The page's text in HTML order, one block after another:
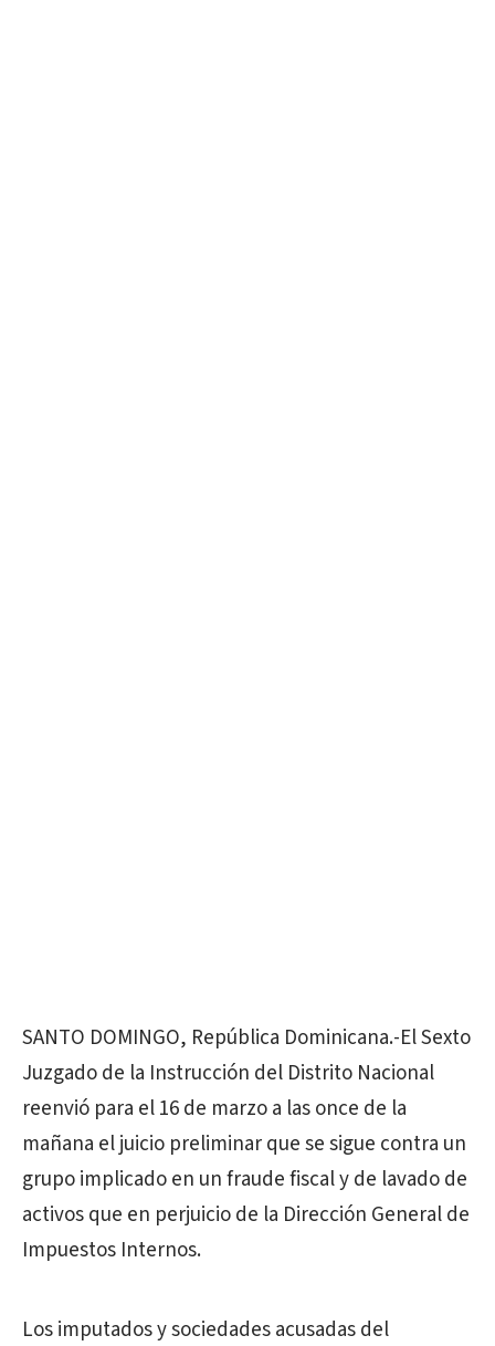
SANTO DOMINGO, República Dominicana.-El Sexto
Juzgado de la Instrucción del Distrito Nacional
reenvió para el 16 de marzo a las once de la
mañana el juicio preliminar que se sigue contra un
grupo implicado en un fraude fiscal y de lavado de
activos que en perjuicio de la Dirección General de
Impuestos Internos.
Los imputados y sociedades acusadas del